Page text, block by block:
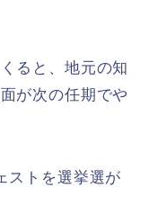
ると、地元の知
が次の任期でや
ストを選挙選が